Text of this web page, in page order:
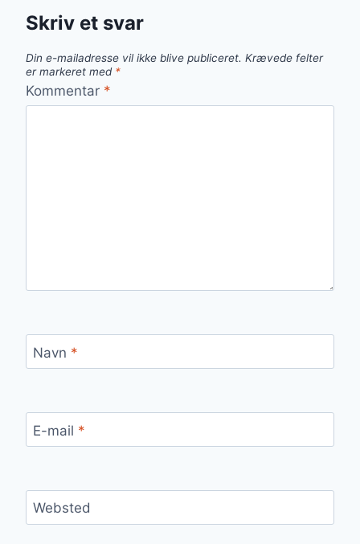
Skriv et svar
Din e-mailadresse vil ikke blive publiceret. Krævede felter
er markeret med *
Kommentar *
Navn *
E-mail *
Websted